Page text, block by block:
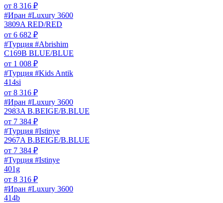
от 8 316 ₽
#Иран #Luxury 3600
3809A RED/RED
от 6 682 ₽
#Турция #Abrishim
C169B BLUE/BLUE
от 1 008 ₽
#Турция #Kids Antik
414si
от 8 316 ₽
#Иран #Luxury 3600
2983A B.BEIGE/B.BLUE
от 7 384 ₽
#Турция #Istinye
2967A B.BEIGE/B.BLUE
от 7 384 ₽
#Турция #Istinye
401g
от 8 316 ₽
#Иран #Luxury 3600
414b